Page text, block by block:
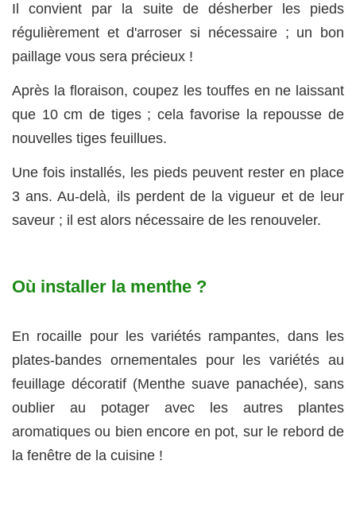
Il convient par la suite de désherber les pieds
régulièrement et d'arroser si nécessaire ; un bon
paillage vous sera précieux !
Après la floraison, coupez les touffes en ne laissant
que 10 cm de tiges ; cela favorise la repousse de
nouvelles tiges feuillues.
Une fois installés, les pieds peuvent rester en place
3 ans. Au-delà, ils perdent de la vigueur et de leur
saveur ; il est alors nécessaire de les renouveler.
Où installer la menthe ?
En rocaille pour les variétés rampantes, dans les
plates-bandes ornementales pour les variétés au
feuillage décoratif (Menthe suave panachée), sans
oublier au potager avec les autres plantes
aromatiques ou bien encore en pot, sur le rebord de
la fenêtre de la cuisine !